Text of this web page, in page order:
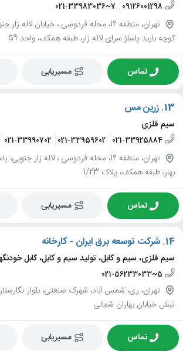
09126001298
021-33983036~7
تهران، منطقه 12، محله فردوسی ، خیابان لاله زار
کوچه باربد پاساژ سرای لاله زار، طبقه همکف، واحد 59
تماس مسیریابی
13. زرین مس
سیم فلزی
021-33925884
021-33959602
021-33990702
تهران، منطقه 12، محله فردوسی ، لاله زار جنوبی،
بهار، طبقه همکف، پلاک 1/23
تماس مسیریابی
14. شرکت توسعه برق ایران - کارخانه
سیم فلزی، سیم و کابل، تولید سیم و کابل، کابل
021-56233033~5
تهران، ری، شمس آباد، شهرک صنعتی، بلوار
نبش خیابان بهاران شمالی
تماس مسیریابی